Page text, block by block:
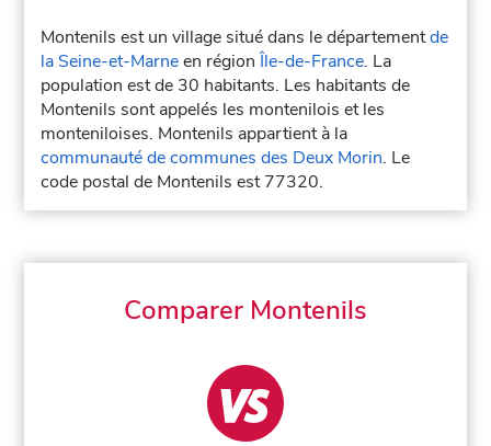
Montenils est un village situé dans le départementde
la Seine-et-Marneen régionÎle-de-France. La
population est de 30 habitants. Les habitants de
Montenils sont appelés les montenilois et les
monteniloises. Montenils appartient à la
communauté de communes des Deux Morin. Le
code postal de Montenils est 77320.
Comparer Montenils